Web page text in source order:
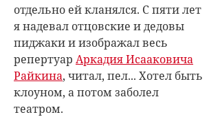
отдельно ей кланялся. С пяти лет
я надевал отцовские и дедовы
пиджаки и изображал весь
репертуар Аркадия Исааковича
Райкина, читал, пел... Хотел быть
клоуном, а потом заболел
театром.